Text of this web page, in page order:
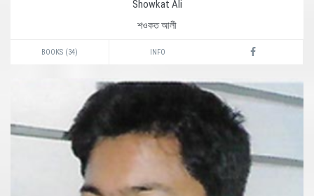
Showkat Ali
শওকত আলী
BOOKS (34) INFO